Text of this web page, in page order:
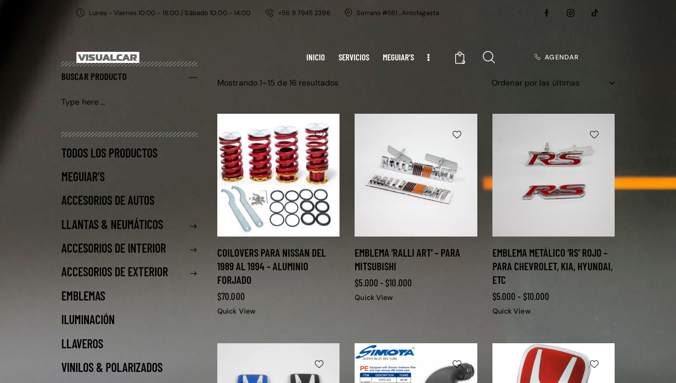
Lunes - Viernes 10:00 - 18:00 / Sábado 10:00 - 14:00 +56 9 7945 2396 Serrano #561 , Antofagasta
INICIO SERVICIOS MEGUIAR’S
0
AGENDAR
Mostrando 1–15 de 16 resultados
COILOVERS PARA NISSAN DEL
1989 AL 1994 – ALUMINIO
FORJADO
$70.000
Quick View
EMBLEMA ‘RALLI ART’ – PARA
MITSUBISHI
$5.000 -$10.000
Quick View
EMBLEMA METÁLICO ‘RS’ ROJO –
PARA CHEVROLET, KIA, HYUNDAI,
ETC
$5.000 - $10.000
Quick View
BUSCAR PRODUCTO
TODOS LOS PRODUCTOS
MEGUIAR’S
ACCESORIOS DE AUTOS
LLANTAS & NEUMÁTICOS
ACCESORIOS DE INTERIOR
ACCESORIOS DE EXTERIOR
EMBLEMAS
ILUMINACIÓN
LLAVEROS
VINILOS & POLARIZADOS